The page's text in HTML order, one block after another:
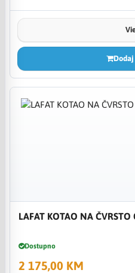
LAFAT KOTAO NA
Dostupno
2 175,00 KM